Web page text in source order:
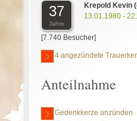
37
Jahre
Krepold Kevin
13.01.1980 -
[7.740 Besucher]
4 angezündete
Anteilnahme
Gedenkkerze anzünden